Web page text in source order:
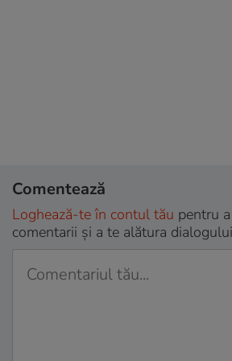
Comentează
Loghează-te în contul tău pentru
comentarii și a te alătura